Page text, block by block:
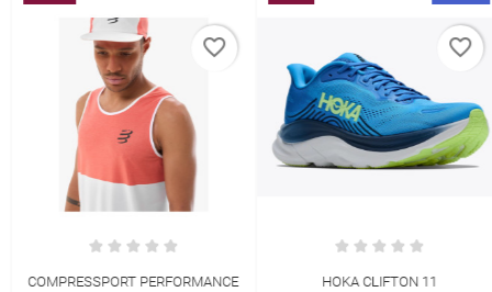
COMPRESSPORT PERFORMANCE
favorite_border
HOKA CLIFTON 11
favorite_border